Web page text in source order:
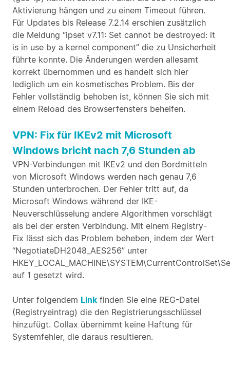
Aktivierung hängen und zu einem Timeout führen.
Für Updates bis Release 7.2.14 erschien zusätzlich
die Meldung “ipset v7.11: Set cannot be destroyed: it
is in use by a kernel component” die zu Unsicherheit
führte konnte. Die Änderungen werden allesamt
korrekt übernommen und es handelt sich hier
lediglich um ein kosmetisches Problem. Bis der
Fehler vollständig behoben ist, können Sie sich mit
einem Reload des Browserfensters behelfen.
VPN: Fix für IKEv2 mit Microsoft
Windows bricht nach 7,6 Stunden ab
VPN-Verbindungen mit IKEv2 und den Bordmitteln
von Microsoft Windows werden nach genau 7,6
Stunden unterbrochen. Der Fehler tritt auf, da
Microsoft Windows während der IKE-
Neuverschlüsselung andere Algorithmen vorschlägt
als bei der ersten Verbindung. Mit einem Registry-
Fix lässt sich das Problem beheben, indem der Wert
“NegotiateDH2048_AES256” unter
auf 1 gesetzt wird.
Unter folgendem Link finden Sie eine REG-Datei
(Registryeintrag) die den Registrierungsschlüssel
hinzufügt. Collax übernimmt keine Haftung für
Systemfehler, die daraus resultieren.